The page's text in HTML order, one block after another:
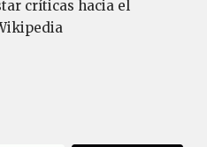
críticas hacia el